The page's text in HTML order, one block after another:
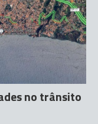
no trânsito